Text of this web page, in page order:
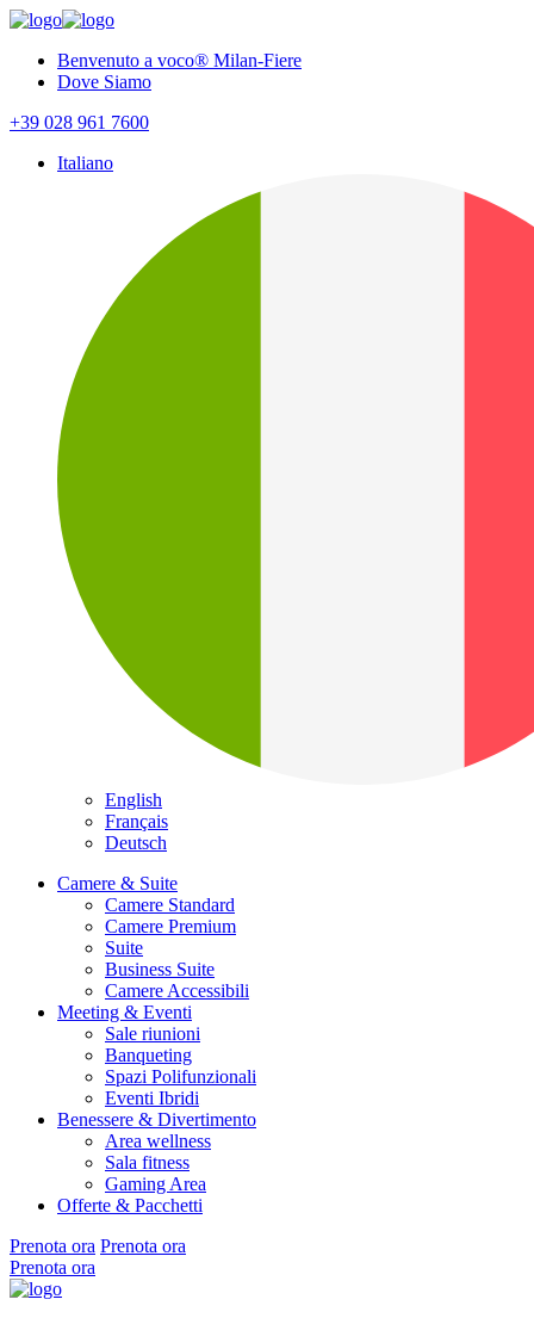
Benvenuto a voco® Milan-Fiere
Dove Siamo
+39 028 961 7600
Italiano
English
Français
Deutsch
Camere & Suite
Camere Standard
Camere Premium
Suite
Business Suite
Camere Accessibili
Meeting & Eventi
Sale riunioni
Banqueting
Spazi Polifunzionali
Eventi Ibridi
Benessere & Divertimento
Area wellness
Sala fitness
Gaming Area
Offerte & Pacchetti
Prenota ora Prenota ora
Prenota ora